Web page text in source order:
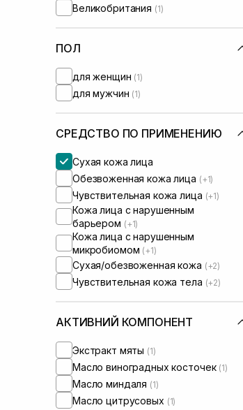
Великобритания (1)
ПОЛ
для женщин (1)
для мужчин (1)
СРЕДСТВО ПО ПРИМЕНЕНИЮ
Сухая кожа лица
Обезвоженная кожа лица (+1)
Чувствительная кожа лица (+1)
Кожа лица с нарушенным
барьером (+1)
Кожа лица с нарушенным
микробиомом (+1)
Сухая/обезвоженная кожа (+2)
Чувствительная кожа тела (+2)
АКТИВНИЙ КОМПОНЕНТ
Экстракт мяты (1)
Масло виноградных косточек (1)
Масло миндаля (1)
Масло цитрусовых (1)